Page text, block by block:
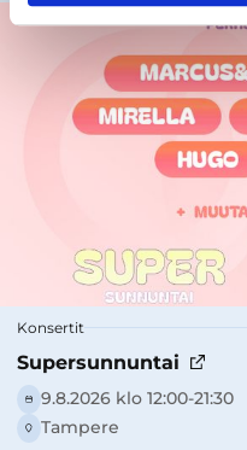
Konsertit
Supersunnuntai
9.8.2026 klo 12:00-21:30
Tampere